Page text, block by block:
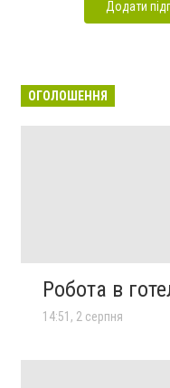
Додати
ОГОЛОШЕННЯ
Робота в
14:51, 2 серпня